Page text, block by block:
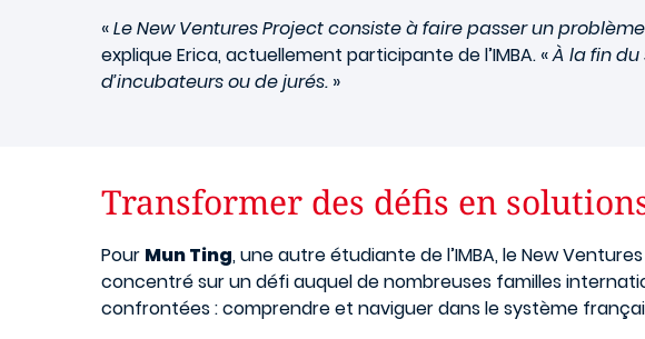
«Le New Ventures Project consiste à faire passer un
explique Erica, actuellement participante de l’IMBA. «À la fin du
d’incubateurs ou de jurés. »
Transformer des défis en
Pour Mun Ting, une autre étudiante de l’IMBA, le New
concentré sur un défi auquel de nombreuses familles
confrontées : comprendre et naviguer dans le système